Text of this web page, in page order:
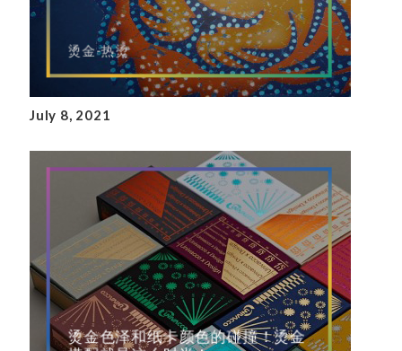
烫金-热烫
July 8, 2021
烫金色泽和纸卡颜色的碰撞！烫金